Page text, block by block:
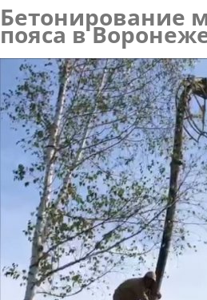
Бетонирование
пояса в